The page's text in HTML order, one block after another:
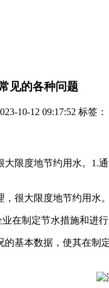
见的各种问题
10-12 09:17:52 标签：
限度地节约用水。
很大限度地节约用水。
制定节水措施和进行
本数据，使其在制